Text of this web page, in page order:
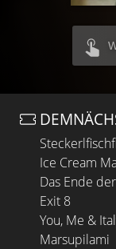
Ice Cream
Das Ende
Exit 8
You, Me &
Marsupilami